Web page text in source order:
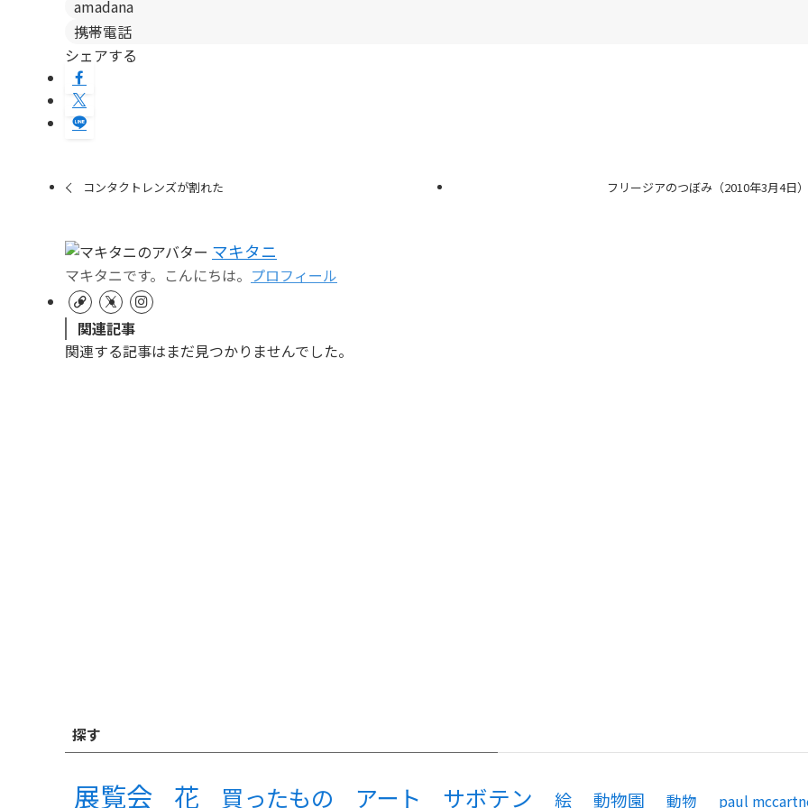
amadana
携帯電話
シェアする
コンタクトレンズが割れた フリージアのつぼみ（2010年3月4日）
マキタニ
マキタニです。こんにちは。 プロフィール
関連記事
関連する記事はまだ見つかりませんでした。
探す
展覧会 花 買ったもの アート サボテン 絵 動物園 動物 paul